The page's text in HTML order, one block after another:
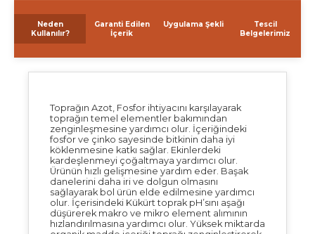
Neden
Kullanılır?
Garanti Edilen
İçerik
Uygulama Şekli
Tescil
Belgelerimiz
Toprağın Azot, Fosfor ihtiyacını karşılayarak
toprağın temel elementler bakımından
zenginleşmesine yardımcı olur. İçeriğindeki
fosfor ve çinko sayesinde bitkinin daha iyi
köklenmesine katkı sağlar. Ekinlerdeki
kardeşlenmeyi çoğaltmaya yardımcı olur.
Ürünün hızlı gelişmesine yardım eder. Başak
danelerini daha iri ve dolgun olmasını
sağlayarak bol ürün elde edilmesine yardımcı
olur. İçerisindeki Kükürt toprak pH’sını aşağı
düşürerek makro ve mikro element alımının
hızlandırılmasına yardımcı olur. Yüksek miktarda